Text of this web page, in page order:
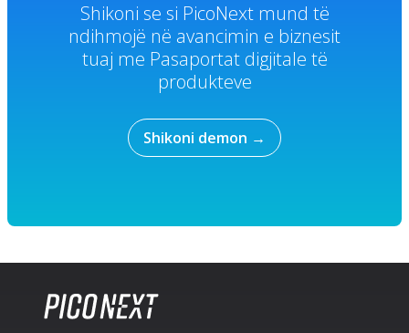
Shikoni se si PicoNext mund të
ndihmojë në avancimin e biznesit
tuaj me Pasaportat digjitale të
produkteve
Shikoni demon →